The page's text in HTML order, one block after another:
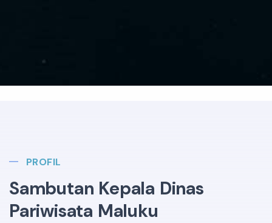
PROFIL
Sambutan Kepala Dinas
Pariwisata Maluku